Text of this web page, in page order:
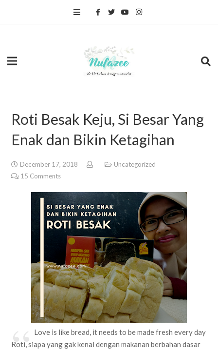
Roti Besak Keju, Si Besar Yang
Enak dan Bikin Ketagihan
December 17, 2018
Uncategorized
15 Comments
Love is like bread, it needs to be made fresh every day
Roti, siapa yang gak kenal dengan makanan berbahan dasar